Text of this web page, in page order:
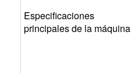
Especificaciones
principales de la máquina